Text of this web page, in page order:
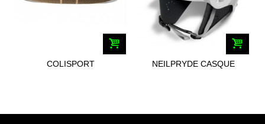
COLISPORT
NEILPRYDE CASQUE